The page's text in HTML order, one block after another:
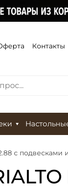
Контакты
с подвесками